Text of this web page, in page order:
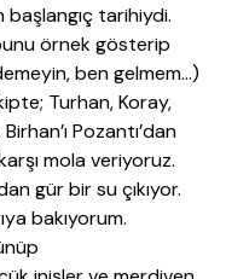
başlangıç tarihiydi.
örnek gösterip
ben gelmem…)
Turhan, Koray,
Pozantı’dan
mola veriyoruz.
gür bir su çıkıyor.
bakıyorum.